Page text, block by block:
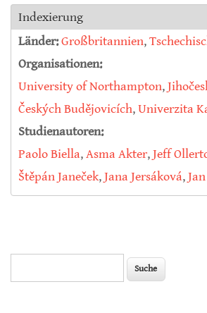
Indexierung
Länder:Großbritannien,
Organisationen:
University of Northampton,
Českých Budějovicích,Univerzita
Studienautoren:
Paolo Biella,Asma Akter,Jeff
Štěpán Janeček,Jana Jersáková,